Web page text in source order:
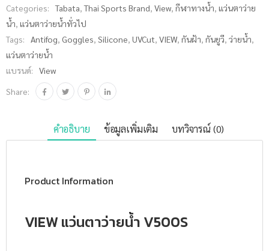
Categories:
Tabata,Thai Sports Brand, View, กีฬาทางน้ำ, แว่นตาว่าย
น้ำ, แว่นตาว่ายน้ำทั่วไป
Tags:
Antifog, Goggles, Silicone, UVCut, VIEW, กันฝ้า, กันยูวี, ว่ายน้ำ,
แว่นตาว่ายน้ำ
แบรนด์:
View
Share:
คำอธิบาย ข้อมูลเพิ่มเติม บทวิจารณ์ (0)
Product Information
VIEW แว่นตาว่ายน้ำ V500S